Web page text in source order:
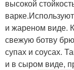
высокой
и жареном виде.
свежую ботву
супах и соусах.
и в сыром виде,